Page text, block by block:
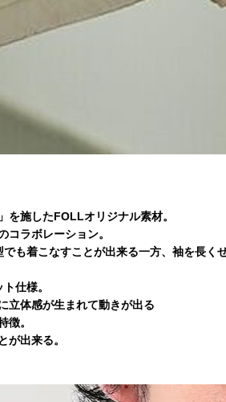
を施したFOLLオリジナル素材。
コラボレーション。
も着こなすことが出来る一方、袖を長く
仕様。
立体感が生まれて動きが出る
徴。
が出来る。